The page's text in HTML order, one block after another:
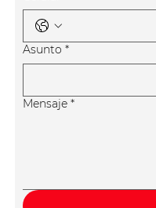
Asunto *
Mensaje *